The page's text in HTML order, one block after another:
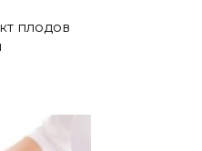
плодов